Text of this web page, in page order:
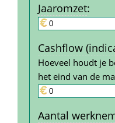
Jaar­omzet:
Cashflow
Hoeveel houdt je
het eind van de
Aantal